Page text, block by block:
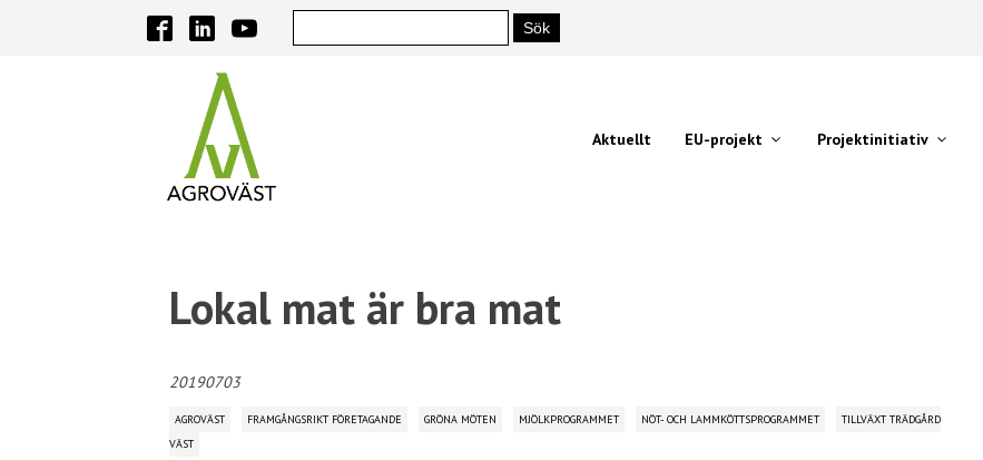
Aktuellt EU-projekt Projektinitiativ
Lokal mat är bra mat
20190703
AGROVÄST FRAMGÅNGSRIKT FÖRETAGANDE GRÖNA MÖTEN MJÖLKPROGRAMMET NÖT- OCH LAMMKÖTTSPROGRAMMET
TILLVÄXT TRÄDGÅRD
VÄST